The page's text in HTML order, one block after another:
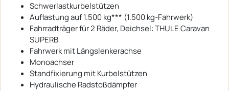
Schwerlastkurbelstützen
Auflastung auf 1.500 kg*** (1.500 kg-Fahrwerk)
Fahrradträger für 2 Räder, Deichsel: THULE Caravan
SUPERB
Fahrwerk mit Längslenkerachse
Monoachser
Standfixierung mit Kurbelstützen
Hydraulische Radstoßdämpfer